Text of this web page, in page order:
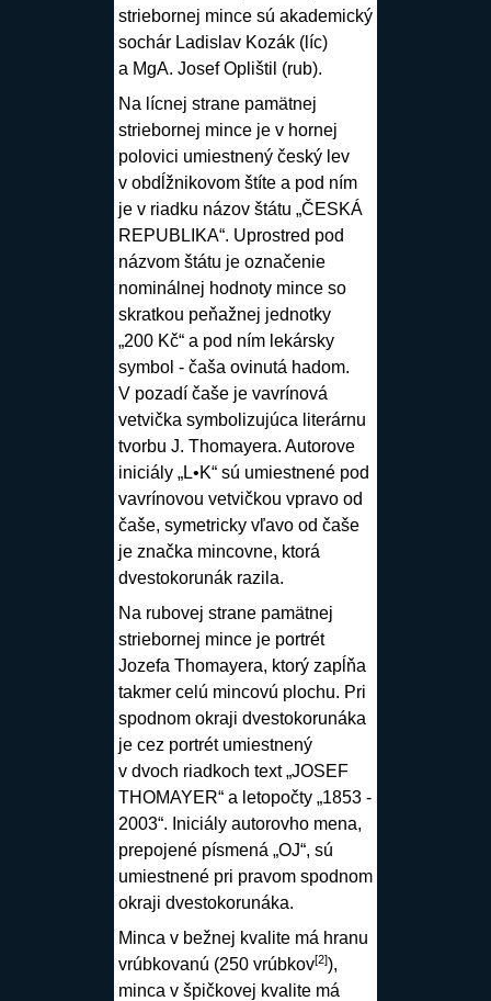
striebornej mince sú akademický
sochár Ladislav Kozák(líc)
a MgA. Josef Oplištil (rub).
Na lícnej strane pamätnej
striebornej mince je v hornej
polovici umiestnený český lev
v obdĺžnikovom štíte a pod ním
je v riadku názov štátu „ČESKÁ
REPUBLIKA“. Uprostred pod
názvom štátu je označenie
nominálnej hodnoty mince so
skratkou peňažnej jednotky
„200 Kč“ a pod ním lekársky
symbol - čaša ovinutá hadom.
V pozadí čaše je vavrínová
vetvička symbolizujúca literárnu
tvorbu J. Thomayera. Autorove
iniciály „L•K“ sú umiestnené pod
vavrínovou vetvičkou vpravo od
čaše, symetricky vľavo od čaše
je značka mincovne, ktorá
dvestokorunák razila.
Na rubovej strane pamätnej
striebornej mince je portrét
Jozefa Thomayera, ktorý zapĺňa
takmer celú mincovú plochu. Pri
spodnom okraji dvestokorunáka
je cez portrét umiestnený
v dvoch riadkoch text „JOSEF
THOMAYER“ a letopočty „1853 -
2003“. Iniciály autorovho mena,
prepojené písmená „OJ“, sú
umiestnené pri pravom spodnom
okraji dvestokorunáka.
Minca v bežnej kvalite má hranu
vrúbkovanú (250 vrúbkov[2]),
minca v špičkovej kvalite má